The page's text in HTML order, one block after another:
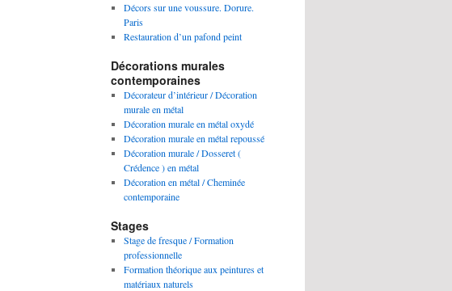
Décors sur une voussure. Dorure.
Paris
Restauration d’un pafond peint
Décorations murales
contemporaines
Décorateur d’intérieur / Décoration
murale en métal
Décoration murale en métal oxydé
Décoration murale en métal repoussé
Décoration murale / Dosseret (
Crédence ) en métal
Décoration en métal / Cheminée
contemporaine
Stages
Stage de fresque / Formation
professionnelle
Formation théorique aux peintures et
matériaux naturels